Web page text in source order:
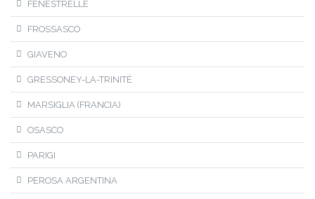
FENESTRELLE
FROSSASCO
GIAVENO
GRESSONEY-LA-TRINITÉ
MARSIGLIA (FRANCIA)
OSASCO
PARIGI
PEROSA ARGENTINA